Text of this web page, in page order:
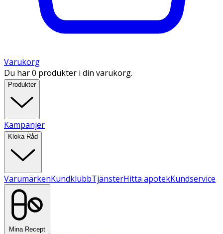
Varukorg
Du har 0 produkter i din varukorg.
Produkter
Kampanjer
Kloka Råd
VarumärkenKundklubbTjänsterHitta apotekKundservice
Mina Recept